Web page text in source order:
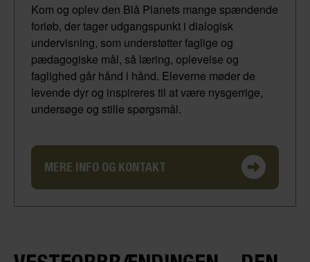
Kom og oplev den Blå Planets mange spændende
forløb, der tager udgangspunkt i dialogisk
undervisning, som understøtter faglige og
pædagogiske mål, så læring, oplevelse og
faglighed går hånd i hånd. Eleverne møder de
levende dyr og inspireres til at være nysgerrige,
undersøge og stille spørgsmål.
MERE INFO OG KONTAKT